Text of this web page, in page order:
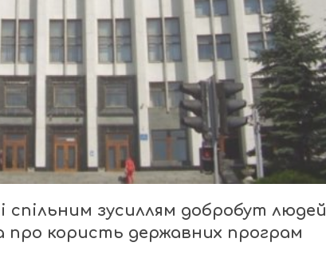
спільним зусиллям добробут людей
про користь державних програм